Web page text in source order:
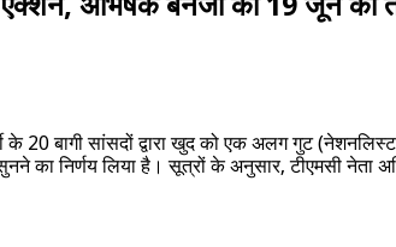
बागी सांसदों द्वारा खुद को एक अलग गुट (नेशनलिस्ट
का निर्णय लिया है। सूत्रों के अनुसार, टीएमसी